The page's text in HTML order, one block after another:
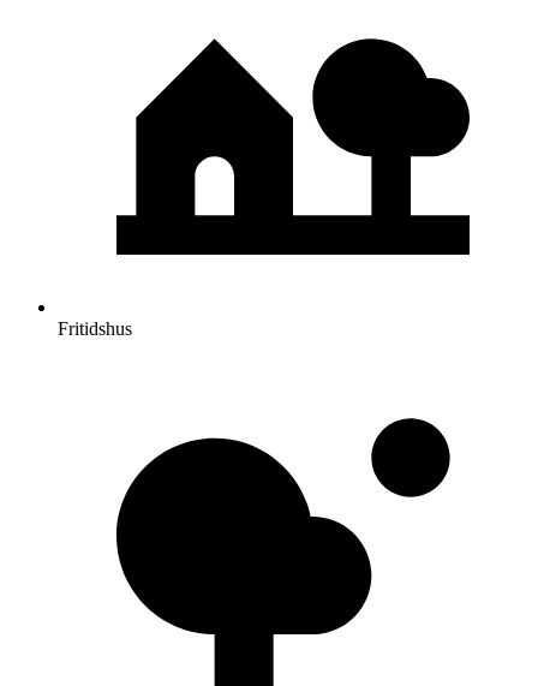
Fritidshus